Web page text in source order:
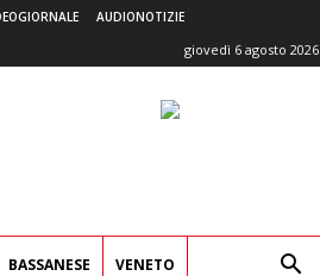
AUDIONOTIZIE
giovedì 6 agosto 2026
BASSANESE VENETO